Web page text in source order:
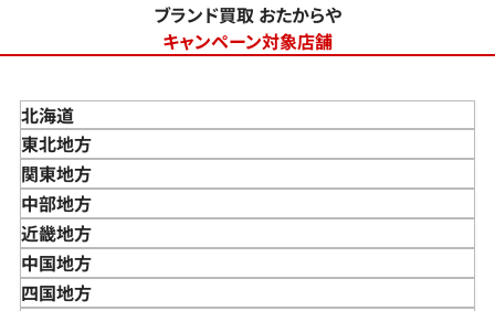
ブランド買取 おたからや
キャンペーン対象店舗
北海道
東北地方
青森県
岩手県
宮城県
秋田県
山形県
関東地方
東京都
神奈川県
埼玉県
千葉県
中部地方
新潟県
富山県
石川県
近畿地方
三重県
滋賀県
中国地方
鳥取県
四国地方